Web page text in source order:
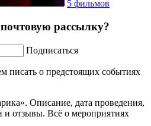
5 фильмов
рассылку?
Подписаться
писать о предстоящих событиях
Описание, дата проведения,
отзывы. Всё о мероприятиях